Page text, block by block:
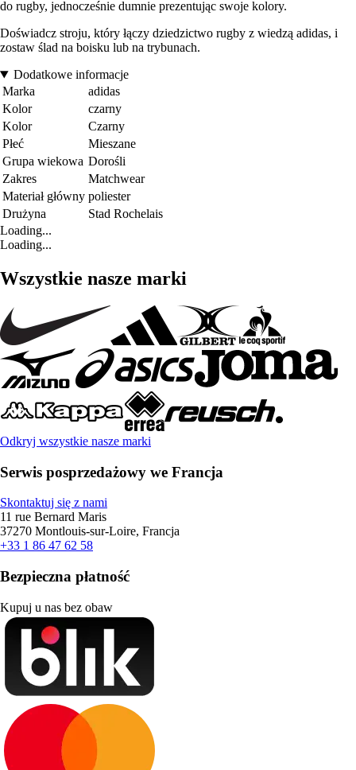
do rugby, jednocześnie dumnie prezentując swoje kolory.
Doświadcz stroju, który łączy dziedzictwo rugby z wiedzą adidas, i
zostaw ślad na boisku lub na trybunach.
Dodatkowe informacje
Marka
adidas
Kolor
czarny
Kolor
Czarny
Płeć
Mieszane
Grupa wiekowa Dorośli
Zakres
Matchwear
Materiał główny poliester
Drużyna
Stad Rochelais
Loading...
Loading...
Wszystkie nasze marki
Odkryj wszystkie nasze marki
Serwis posprzedażowy we Francja
Skontaktuj się z nami
11 rue Bernard Maris
37270 Montlouis-sur-Loire, Francja
+33 1 86 47 62 58
Bezpieczna płatność
Kupuj u nas bez obaw